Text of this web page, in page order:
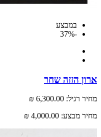
במבצע
הזזה שחר
רגיל: 6,300.00 ₪
מבצע: 4,000.00 ₪